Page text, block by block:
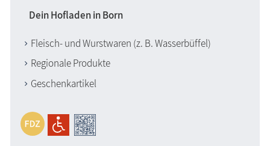
Dein Hofladen in Born
Fleisch- und Wurstwaren (z. B. Wasserbüffel)
Regionale Produkte
Geschenkartikel